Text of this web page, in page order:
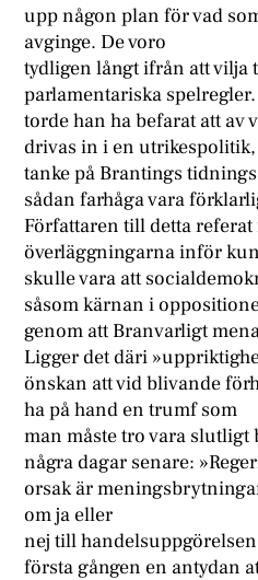
upp någon plan för vad
avginge. De voro
tydligen långt ifrån att vilja
parlamentariska
torde han ha befarat att av
drivas in i en
tanke på Brantings
sådan farhåga vara
Författaren till detta
överläggningarna inför
skulle vara att
såsom kärnan i
genom att Branvarligt
Ligger det däri
önskan att vid blivande
ha på hand en trumf som
man måste tro vara slutligt
några dagar senare:
orsak är
om ja eller
nej till
första gången en antydan